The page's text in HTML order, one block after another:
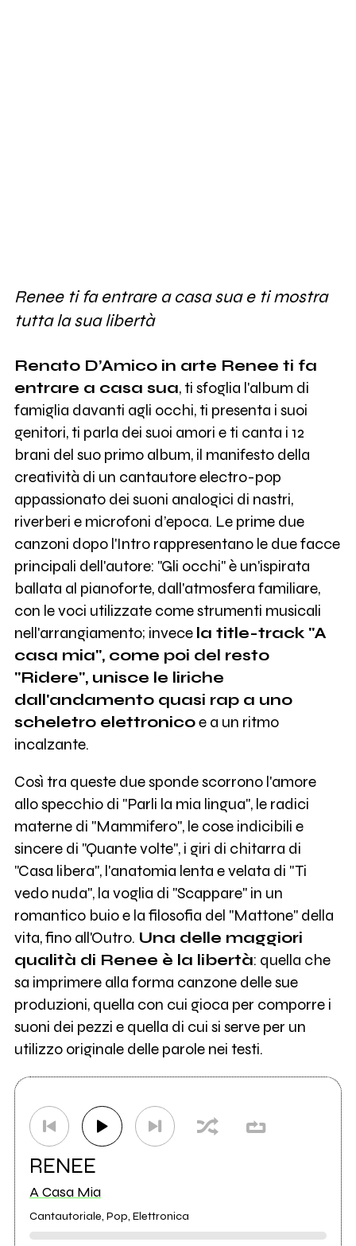
Renee ti fa entrare a casa sua e ti mostra
tutta la sua libertà
Renato D’Amico in arte Renee ti fa
entrare a casa sua, ti sfoglia l'album di
famiglia davanti agli occhi, ti presenta i suoi
genitori, ti parla dei suoi amori e ti canta i 12
brani del suo primo album, il manifesto della
creatività di un cantautore electro-pop
appassionato dei suoni analogici di nastri,
riverberi e microfoni d’epoca. Le prime due
canzoni dopo l'Intro rappresentano le due facce
principali dell'autore: "Gli occhi" è un'ispirata
ballata al pianoforte, dall'atmosfera familiare,
con le voci utilizzate come strumenti musicali
nell'arrangiamento; invece la title-track "A
casa mia", come poi del resto
"Ridere", unisce le liriche
dall'andamento quasi rap a uno
scheletro elettronicoe a un ritmo
incalzante.
Così tra queste due sponde scorrono l'amore
allo specchio di "Parli la mia lingua", le radici
materne di "Mammifero", le cose indicibili e
sincere di "Quante volte", i giri di chitarra di
"Casa libera", l'anatomia lenta e velata di "Ti
vedo nuda", la voglia di "Scappare" in un
romantico buio e la filosofia del "Mattone" della
vita, fino all'Outro. Una delle maggiori
qualità di Renee è la libertà: quella che
sa imprimere alla forma canzone delle sue
produzioni, quella con cui gioca per comporre i
suoni dei pezzi e quella di cui si serve per un
utilizzo originale delle parole nei testi.
RENEE
A Casa Mia
Cantautoriale, Pop, Elettronica